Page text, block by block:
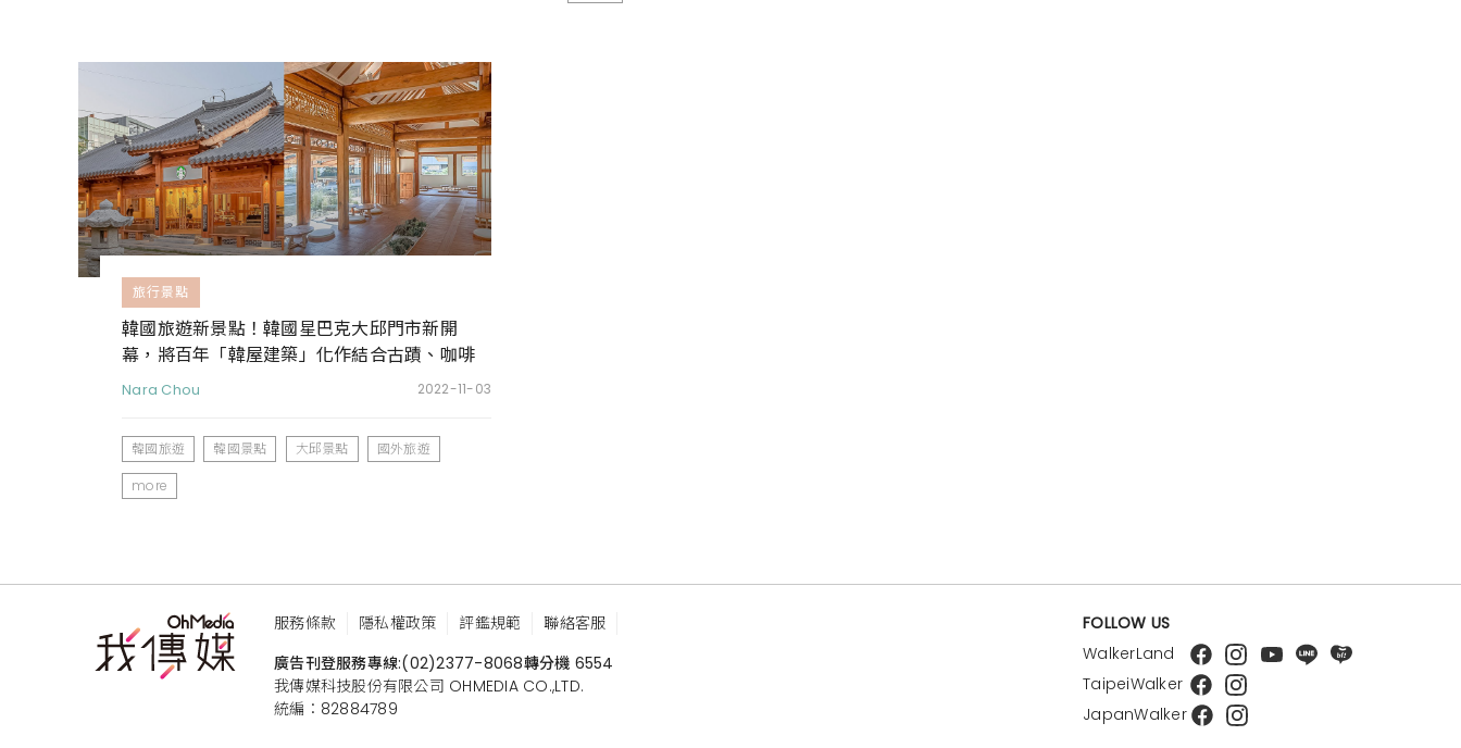
旅行景點
韓國旅遊新景點！韓國星巴克大邱門市新開
幕，將百年「韓屋建築」化作結合古蹟、咖啡
與音樂的複合場域
Nara Chou 2022-11-03
韓國旅遊 韓國景點 大邱景點
國外旅遊
more
服務條款 隱私權政策 評鑑規範
聯絡客服
廣告刊登服務專線:(02)2377-8068轉分機 6554
我傳媒科技股份有限公司 OHMEDIA CO.,LTD.
統編：82884789
FOLLOW US
WalkerLand
TaipeiWalker
JapanWalker